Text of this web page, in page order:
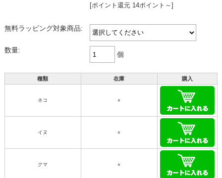
[ポイント還元 14ポイント～]
無料ラッピング対象商品:
数量:
個
種類 在庫 購入
ネコ ○
イヌ ○
クマ ○